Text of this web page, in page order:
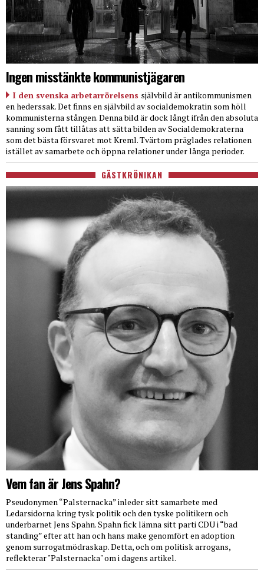
Ingen misstänkte kommunistjägaren
I den svenska arbetarrörelsens självbild är antikommunismen
en hederssak. Det finns en självbild av socialdemokratin som höll
kommunisterna stången. Denna bild är dock långt ifrån den absoluta
sanning som fått tillåtas att sätta bilden av Socialdemokraterna
som det bästa försvaret mot Kreml. Tvärtom präglades relationen
istället av samarbete och öppna relationer under långa perioder.
GÄSTKRÖNIKAN
Vem fan är Jens Spahn?
Pseudonymen “Palsternacka” inleder sitt samarbete med
Ledarsidorna kring tysk politik och den tyske politikern och
underbarnet Jens Spahn. Spahn fick lämna sitt parti CDU i “bad
standing” efter att han och hans make genomfört en adoption
genom surrogatmödraskap. Detta, och om politisk arrogans,
reflekterar "Palsternacka" om i dagens artikel.